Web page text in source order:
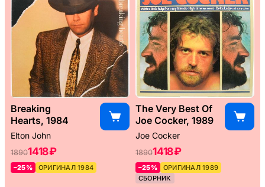
Breaking
Hearts, 1984
Elton John
18901418 ₽
–25% ОРИГИНАЛ 1984
The Very Best Of
Joe Cocker, 1989
Joe Cocker
18901418 ₽
–25%
ОРИГИНАЛ 1989
СБОРНИК